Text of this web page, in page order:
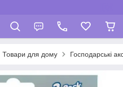
Товари для дому Господарські